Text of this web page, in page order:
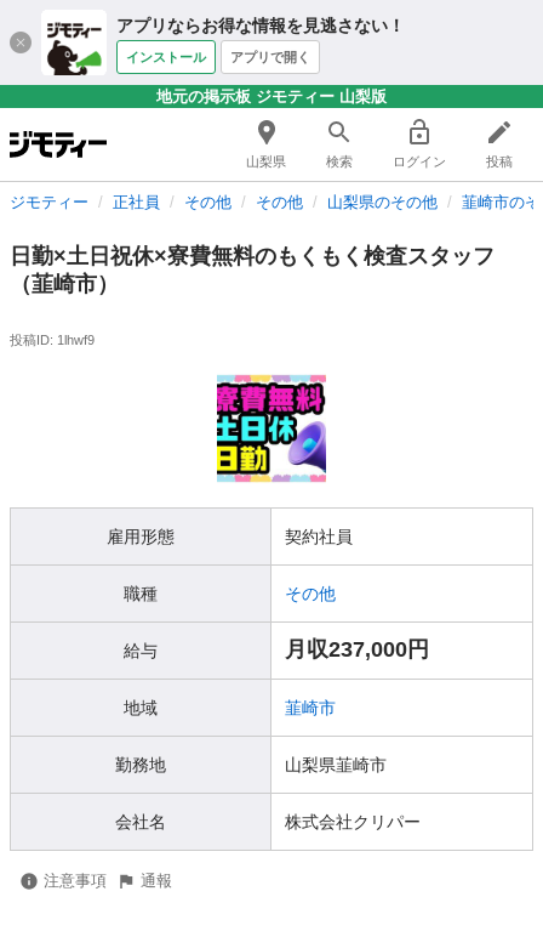
アプリならお得な情報を見逃さない！
インストール アプリで開く
地元の掲示板 ジモティー 山梨版
山梨県 検索 ログイン 投稿
ジモティー 正社員 その他 その他 山梨県のその他 韮崎市の
日勤×土日祝休×寮費無料のもくもく検査スタッフ
（韮崎市）
投稿ID: 1lhwf9
雇用形態 契約社員
職種 その他
給与 月収237,000円
地域 韮崎市
勤務地 山梨県韮崎市
会社名 株式会社クリパー
注意事項 通報